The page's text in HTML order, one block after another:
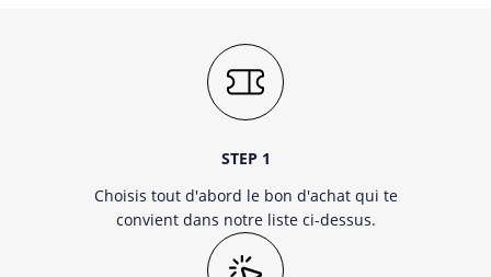
STEP 1
Choisis tout d'abord le bon d'achat qui te
convient dans notre liste ci-dessus.